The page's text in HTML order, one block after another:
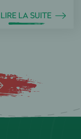
LIRE LA SUITE